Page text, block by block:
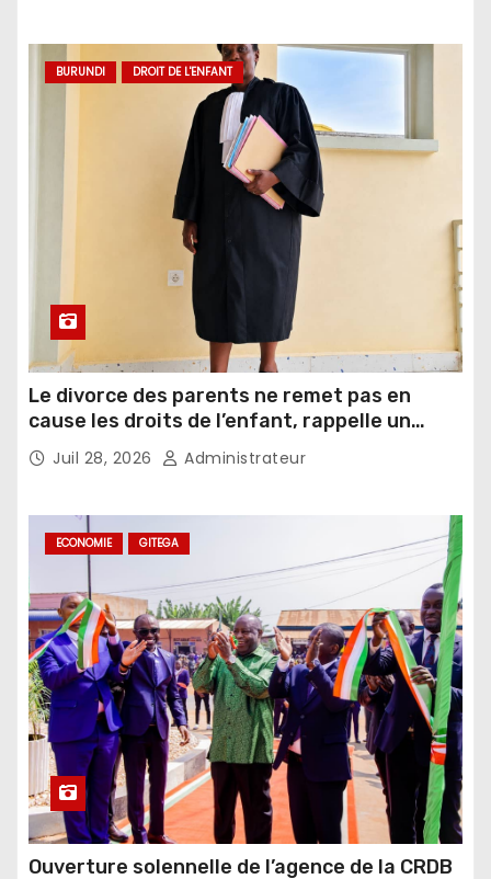
BURUNDI DROIT DE L'ENFANT
Le divorce des parents ne remet pas en
cause les droits de l’enfant, rappelle un
juriste
Juil 28, 2026 Administrateur
ECONOMIE GITEGA
Ouverture solennelle de l’agence de la CRDB